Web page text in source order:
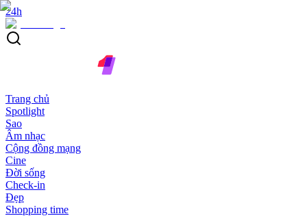
24h
Trang chủ
Spotlight
Sao
Âm nhạc
Cộng đồng mạng
Cine
Đời sống
Check-in
Đẹp
Shopping time